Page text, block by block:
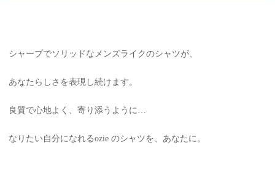
シャープでソリッドなメンズライクのシャツが、
あなたらしさを表現し続けます。
良質で心地よく、寄り添うように…
なりたい自分になれるozie のシャツを、あなたに。